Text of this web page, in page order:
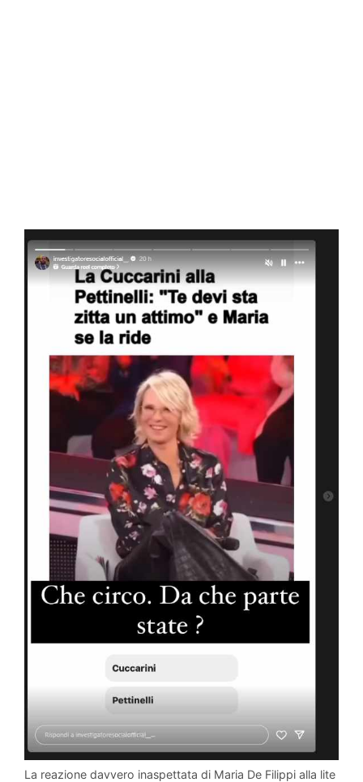
La reazione davvero inaspettata di Maria De Filippi alla lite